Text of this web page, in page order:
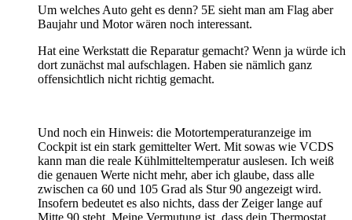
Um welches Auto geht es denn? 5E sieht man am Flag aber
Baujahr und Motor wären noch interessant.
Hat eine Werkstatt die Reparatur gemacht? Wenn ja würde ich
dort zunächst mal aufschlagen. Haben sie nämlich ganz
offensichtlich nicht richtig gemacht.
Und noch ein Hinweis: die Motortemperaturanzeige im
Cockpit ist ein stark gemittelter Wert. Mit sowas wie VCDS
kann man die reale Kühlmitteltemperatur auslesen. Ich weiß
die genauen Werte nicht mehr, aber ich glaube, dass alle
zwischen ca 60 und 105 Grad als Stur 90 angezeigt wird.
Insofern bedeutet es also nichts, dass der Zeiger lange auf